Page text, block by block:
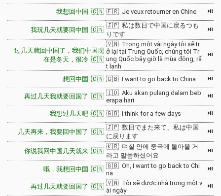
我想回中国 🇨🇳 🇫🇷 Je veux retourner en Chine ⏯
我玩几天就要回中国 🇨🇳
🇯🇵 私は数日で中国に戻るつも
りです
⏯
过几天就回中国了，我们中国现
在是冬天，很冷 🇨🇳
🇻🇳 Trong một vài ngày tôi sẽ tr
ở lại tại Trung Quốc, chúng tôi Tr
ung Quốc bây giờ là mùa đông, rấ
t lạnh
⏯
想回中国 🇨🇳 🇬🇧 I want to go back to China ⏯
再过几天我就要回国了 🇨🇳 🇮🇩 Aku akan pulang dalam beb
erapa hari
⏯
我想过几天吧 🇨🇳 🇬🇧 I think for a few days ⏯
几天再来，我要回中国了 🇨🇳
🇯🇵 数日でまた来て、私は中国
に戻ります
⏯
你说我回中国几天就来 🇨🇳
🇰🇷 며칠 안에 중국에 돌아올 거
라고 말씀하셨어요
⏯
哦，我想回中国 🇨🇳 🇬🇧 Oh, I want to go back to Chi
na
⏯
再过几天就要回国了 🇨🇳 🇻🇳 Tôi sẽ được nhà trong một v
ài ngày
⏯